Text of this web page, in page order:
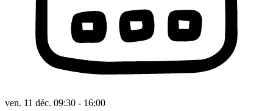
ven. 11 déc. 09:30 - 16:00